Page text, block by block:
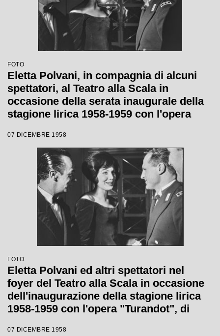
FOTO
Eletta Polvani, in compagnia di alcuni
spettatori, al Teatro alla Scala in
occasione della serata inaugurale della
stagione lirica 1958-1959 con l'opera
da Antonino Votto con la regia di
Margherita Wallmann
07 DICEMBRE 1958
FOTO
Eletta Polvani ed altri spettatori nel
foyer del Teatro alla Scala in occasione
dell'inaugurazione della stagione lirica
1958-1959 con l'opera "Turandot", di
07 DICEMBRE 1958